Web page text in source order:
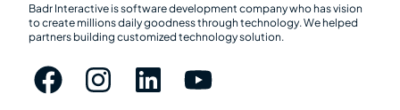
Badr Interactive is software development company who has vision
to create millions daily goodness through technology. We helped
partners building customized technology solution.